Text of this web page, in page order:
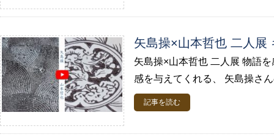
矢島操×山本哲也 二人展
矢島操×山本哲也 二人展 物語
感を与えてくれる、 矢島操さ
記事を読む